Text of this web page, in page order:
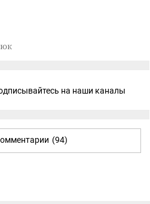
на наши каналы
(94)